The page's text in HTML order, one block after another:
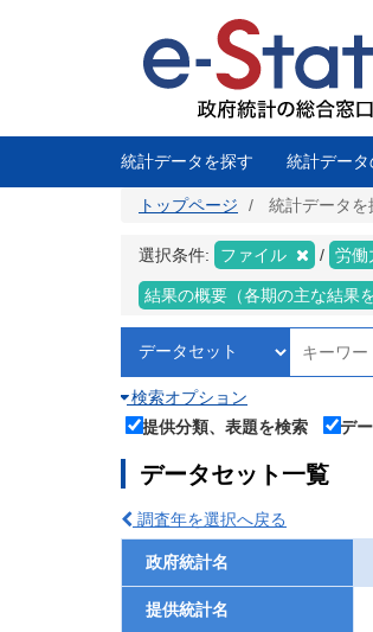
に
統計データを探す 統計データ
トップページ 統計データを
選択条件: ファイル 労働
結果の概要（各期の主な結果
検索オプション
提供分類、表題を検索
デ
データセット一覧
調査年を選択へ戻る
政府統計名
提供統計名